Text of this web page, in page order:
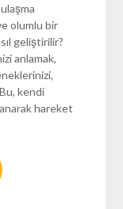
olumlu bir
geliştirilir?
anlamak,
kendi
hareket